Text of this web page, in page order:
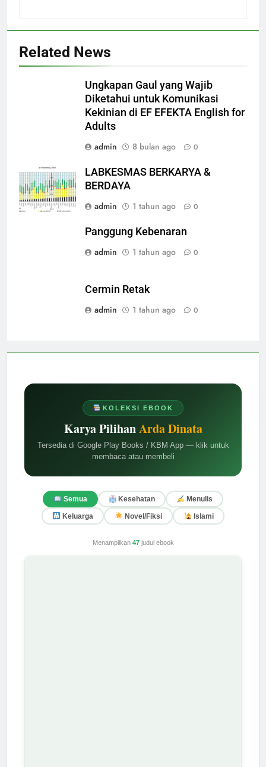
KOLEKSI EBOOK
Karya PilihanArda Dinata
Tersedia di Google Play Books / KBM App — klik untuk
membaca atau membeli
Semua Kesehatan Menulis
Keluarga Novel/Fiksi Islami
Menampilkan 47judul ebook
Related News
Ungkapan Gaul yang Wajib
Diketahui untuk Komunikasi
Kekinian di EF EFEKTA English for
Adults
admin
8 bulan ago 0
LABKESMAS BERKARYA &
BERDAYA
admin
1 tahun ago 0
Panggung Kebenaran
admin
1 tahun ago 0
Cermin Retak
admin
1 tahun ago 0